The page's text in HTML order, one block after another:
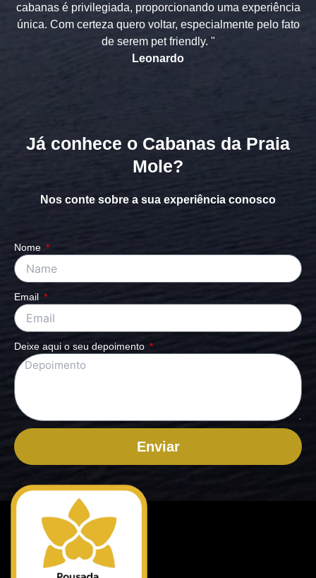
cabanas é privilegiada, proporcionando uma experiência
única. Com certeza quero voltar, especialmente pelo fato
de serem pet friendly. "
Leonardo
Já conhece o Cabanas da Praia
Mole?
Nos conte sobre a sua experiência conosco
Nome
Email
Deixe aqui o seu depoimento
Enviar